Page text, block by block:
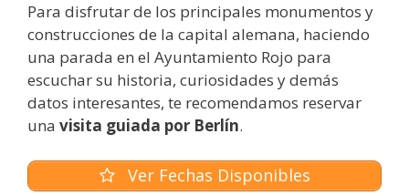
Para disfrutar de los principales monumentos y
construcciones de la capital alemana, haciendo
una parada en el Ayuntamiento Rojo para
escuchar su historia, curiosidades y demás
datos interesantes, te recomendamos reservar
una visita guiada por Berlín.
Ver Fechas Disponibles